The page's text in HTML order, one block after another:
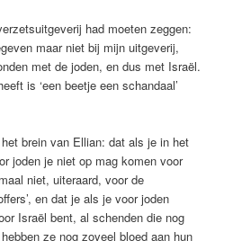
had moeten zeggen:
maar niet bij mijn uitgeverij,
met de joden, en dus met Israël.
is ‘een beetje een schandaal’
brein van Ellian: dat als je in het
joden je niet op mag komen voor
niet, uiteraard, voor de
en dat je als je voor joden
Israël bent, al schenden die nog
ze nog zoveel bloed aan hun